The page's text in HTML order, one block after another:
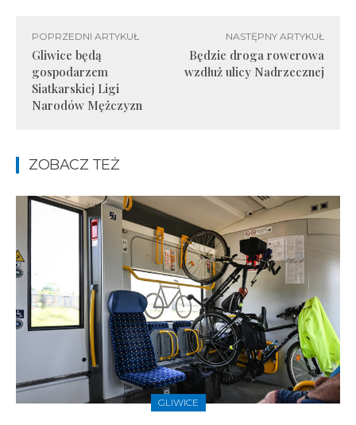
POPRZEDNI ARTYKUŁ
Gliwice będą
gospodarzem
Siatkarskiej Ligi
Narodów Mężczyzn
NASTĘPNY ARTYKUŁ
Będzie droga rowerowa
wzdłuż ulicy Nadrzecznej
ZOBACZ TEŻ
GLIWICE